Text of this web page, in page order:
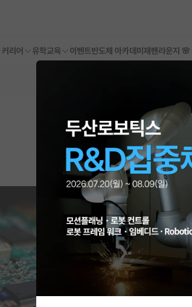
커리어 유학교육 이벤트반도체 아카데미 재팬라운지 🌸